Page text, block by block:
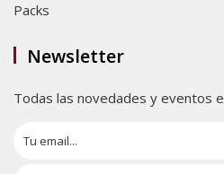
Packs
Newsletter
Todas las novedades y eventos